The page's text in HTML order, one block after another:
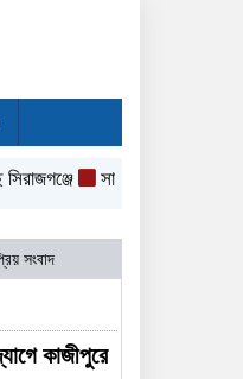
সামাজিক মাধ্যমে ছবি
সংবাদ
কাজীপুরে